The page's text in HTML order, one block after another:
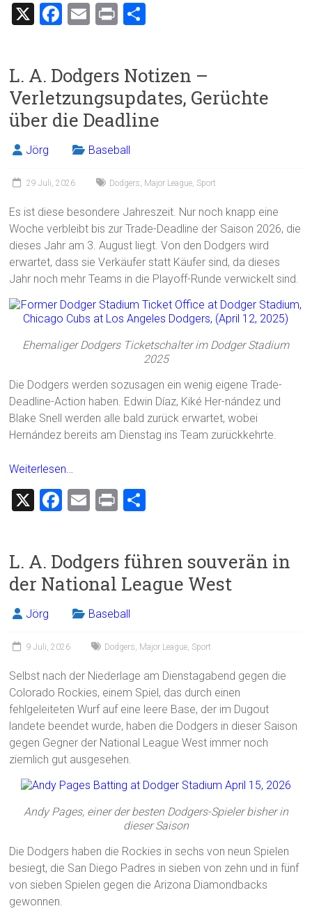
X
F
b
o
ok
E
l
Pr
n
L. A. Dodgers Notizen –
Verletzungsupdates, Gerüchte
über die Deadline
Jörg Baseball
29 Juli, 2026 Dodgers, Major League, Sport
Es ist diese besondere Jahreszeit. Nur noch knapp eine
Woche verbleibt bis zur Trade-Deadline der Saison 2026, die
dieses Jahr am 3. August liegt. Von den Dodgers wird
erwartet, dass sie Verkäufer statt Käufer sind, da dieses
Jahr noch mehr Teams in die Playoff-Runde verwickelt sind.
Ehemaliger Dodgers Ticketschalter im Dodger Stadium
2025
Die Dodgers werden sozusagen ein wenig eigene Trade-
Deadline-Action haben. Edwin Díaz, Kiké Her-nández und
Blake Snell werden alle bald zurück erwartet, wobei
Hernández bereits am Dienstag ins Team zurückkehrte.
Weiterlesen…
X
F
b
o
ok
E
l
Pr
n
L. A. Dodgers führen souverän in
der National League West
Jörg Baseball
9 Juli, 2026 Dodgers, Major League, Sport
Selbst nach der Niederlage am Dienstagabend gegen die
Colorado Rockies, einem Spiel, das durch einen
fehlgeleiteten Wurf auf eine leere Base, der im Dugout
landete beendet wurde, haben die Dodgers in dieser Saison
gegen Gegner der National League West immer noch
ziemlich gut ausgesehen.
Andy Pages, einer der besten Dodgers-Spieler bisher in
dieser Saison
Die Dodgers haben die Rockies in sechs von neun Spielen
besiegt, die San Diego Padres in sieben von zehn und in fünf
von sieben Spielen gegen die Arizona Diamondbacks
gewonnen.